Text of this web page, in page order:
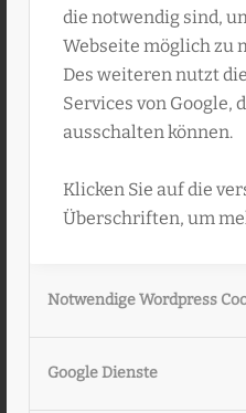
die notwendig sind,
Webseite möglich zu
Des weiteren nutzt
Services von Google,
ausschalten können.
Klicken Sie auf die
Überschriften, um
Notwendige Wordpress
Google Dienste
Obwohl Sophie Georg
Schoemann ist, den
Sache auf den Grund
das digitalisierte
Standesamtes Danzig
Eine Frau Margot
ich – trotz dieses an
Sachverhaltes –
weder